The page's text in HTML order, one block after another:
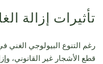
تأثيرات إزالة
رغم التنوع البيولوجي الغني
قطع الأشجار غير القانوني،